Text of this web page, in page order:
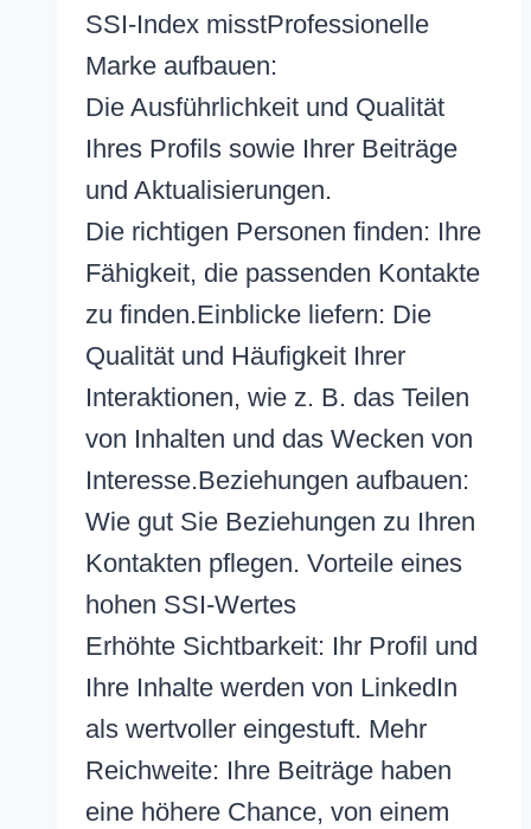
SSI-Index misstProfessionelle
Marke aufbauen:
Die Ausführlichkeit und Qualität
Ihres Profils sowie Ihrer Beiträge
und Aktualisierungen.
Die richtigen Personen finden: Ihre
Fähigkeit, die passenden Kontakte
zu finden.Einblicke liefern: Die
Qualität und Häufigkeit Ihrer
Interaktionen, wie z. B. das Teilen
von Inhalten und das Wecken von
Interesse.Beziehungen aufbauen:
Wie gut Sie Beziehungen zu Ihren
Kontakten pflegen. Vorteile eines
hohen SSI-Wertes
Erhöhte Sichtbarkeit: Ihr Profil und
Ihre Inhalte werden von LinkedIn
als wertvoller eingestuft. Mehr
Reichweite: Ihre Beiträge haben
eine höhere Chance, von einem